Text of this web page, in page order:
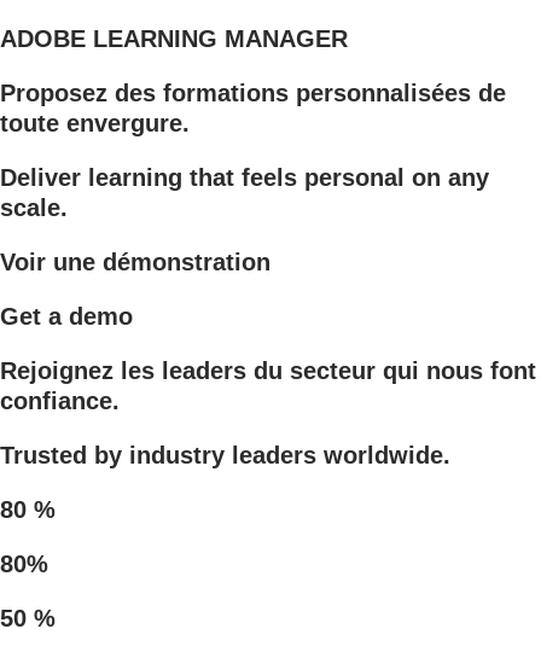
ADOBE LEARNING MANAGER
Proposez des formations personnalisées de
toute envergure.
Deliver learning that feels personal on any
scale.
Voir une démonstration
Get a demo
Rejoignez les leaders du secteur qui nous font
confiance.
Trusted by industry leaders worldwide.
80 %
80%
50 %